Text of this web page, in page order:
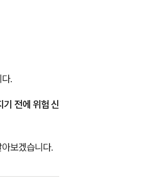
.
기 전에 위험 신
보겠습니다.